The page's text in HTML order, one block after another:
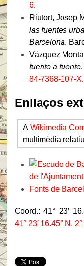
6.
Riutort, Josep
las fuentes
Barcelona.
Vázquez
fuente a fuente
84-7368-107-X.
Enllaços
A Wikimedia
multimèdia
de
Fonts de
Coord.: 41° 23′
41° 23′ 16.45″ N,